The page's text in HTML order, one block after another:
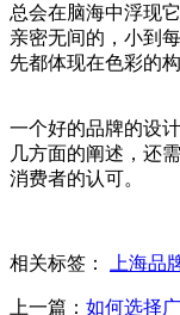
总会在脑海中浮现
亲密无间的，小到
先都体现在色彩的
一个好的品牌的设
几方面的阐述，还
消费者的认可。
相关标签： 上海品
上一篇： 如何选择